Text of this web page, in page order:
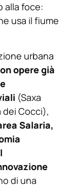
alla foce:
usa il fiume
urbana
opere già
(Saxa
dei Cocci),
Salaria,
di una